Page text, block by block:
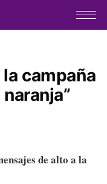
campaña
de alto a la